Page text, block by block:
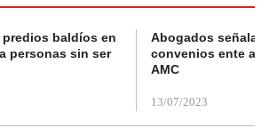
baldíos en
personas sin ser
Abogados
convenios ente
AMC
13/07/2023